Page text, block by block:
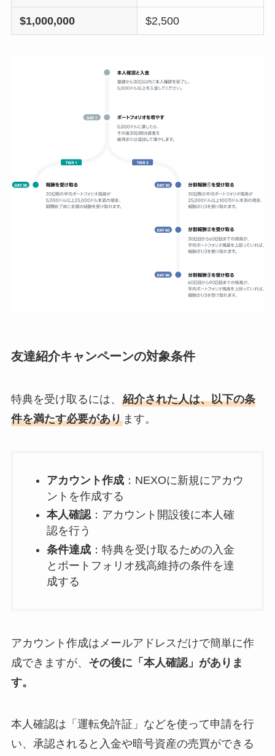
$1,000,000 $2,500
友達紹介キャンペーンの対象条件
特典を受け取るには、 紹介された人は、以下の条
件を満たす必要があります。
アカウント作成：NEXOに新規にアカウ
ントを作成する
本人確認：アカウント開設後に本人確
認を行う
条件達成：特典を受け取るための入金
とポートフォリオ残高維持の条件を達
成する
アカウント作成はメールアドレスだけで簡単に作
成できますが、 その後に「本人確認」がありま
す。
本人確認は「運転免許証」などを使って申請を行
い、承認されると入金や暗号資産の売買ができる